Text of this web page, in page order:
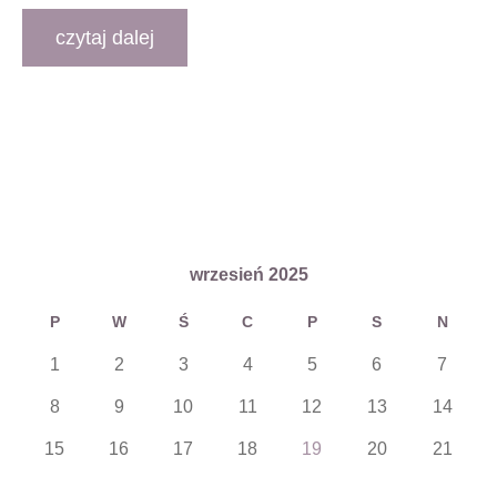
czytaj dalej
wrzesień 2025
P W Ś C P S N
1 2 3 4 5 6 7
8 9 10 11 12 13 14
15 16 17 18 19 20 21